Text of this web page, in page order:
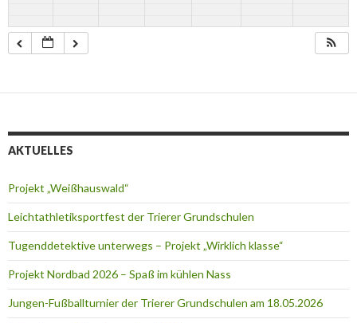
AKTUELLES
Projekt „Weißhauswald“
Leichtathletiksportfest der Trierer Grundschulen
Tugenddetektive unterwegs – Projekt „Wirklich klasse“
Projekt Nordbad 2026 – Spaß im kühlen Nass
Jungen-Fußballturnier der Trierer Grundschulen am 18.05.2026